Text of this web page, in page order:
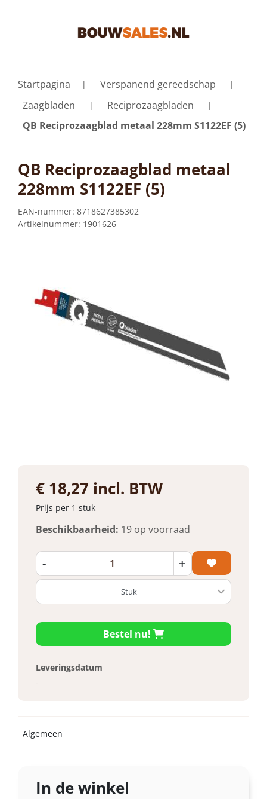
Startpagina
Verspanend gereedschap
Zaagbladen
Reciprozaagbladen
QB Reciprozaagblad metaal 228mm S1122EF (5)
QB Reciprozaagblad metaal
228mm S1122EF (5)
EAN-nummer: 8718627385302
Artikelnummer: 1901626
€ 18,27 incl. BTW
Prijs per 1 stuk
Beschikbaarheid: 19 op voorraad
- +
Bestel nu!
Leveringsdatum
-
Algemeen
In de winkel